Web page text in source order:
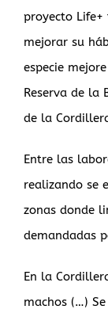
proyecto
mejorar su
especie
Reserva de la
de la
Entre las
realizando se
zonas donde
demandadas
En la
machos (…)